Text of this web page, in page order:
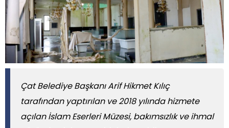
​​​​​​​Çat Belediye Başkanı Arif Hikmet Kılıç
tarafından yaptırılan ve 2018 yılında hizmete
açılan İslam Eserleri Müzesi, bakımsızlık ve ihmal